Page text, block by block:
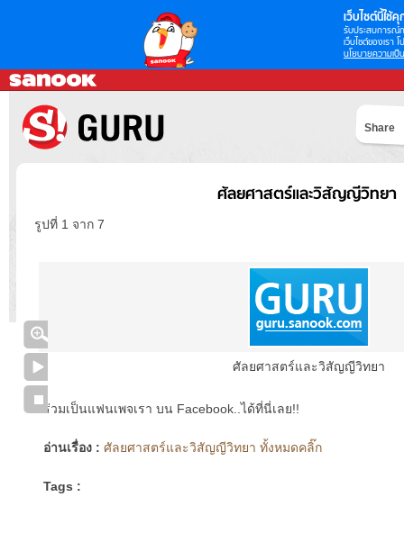
เว็บไซต์นี้ใช้คุ
รับประสบการณ์
เว็บไซต์ของเรา
นโยบายความเป็
Share
ศัลยศาสตร์และวิสัญญีวิทยา
รูปที่ 1 จาก 7
ศัลยศาสตร์และวิสัญญีวิทยา
ร่วมเป็นแฟนเพจเรา บน Facebook..ได้ที่นี่เลย!!
อ่านเรื่อง : ศัลยศาสตร์และวิสัญญีวิทยา ทั้งหมดคลิ๊ก
Tags :